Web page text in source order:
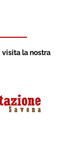
la nostra